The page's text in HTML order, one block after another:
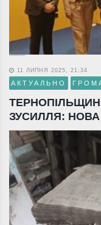
11 ЛИПНЯ 2025, 21:34
АКТУАЛЬНО
ЗУСИЛЛЯ: